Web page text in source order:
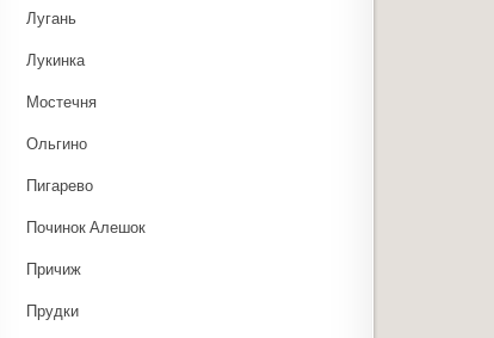
Лугань
Лукинка
Мостечня
Ольгино
Пигарево
Починок Алешок
Причиж
Прудки